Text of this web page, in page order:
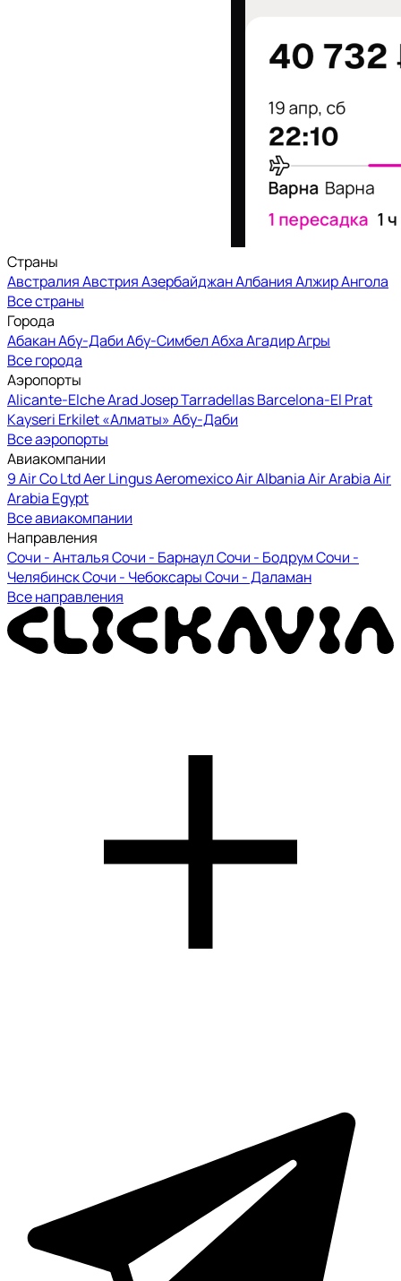
Страны
АвстралияАвстрияАзербайджанАлбанияАлжирАнгола
Все страны
Города
АбаканАбу-ДабиАбу-СимбелАбхаАгадирАгры
Все города
Аэропорты
Alicante-ElcheAradJosep Tarradellas Barcelona-El Prat
Kayseri Erkilet«Алматы»Абу-Даби
Все аэропорты
Авиакомпании
9 Air Co LtdAer LingusAeromexicoAir AlbaniaAir ArabiaAir
Arabia Egypt
Все авиакомпании
Направления
Сочи - АнтальяСочи - БарнаулСочи - БодрумСочи -
ЧелябинскСочи - ЧебоксарыСочи - Даламан
Все направления